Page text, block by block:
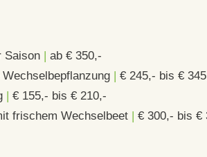
Saison
ab € 350,-
€ 245,- bis €
€ 155,- bis € 210,-
frischem Wechselbeet
€ 300,- bis €